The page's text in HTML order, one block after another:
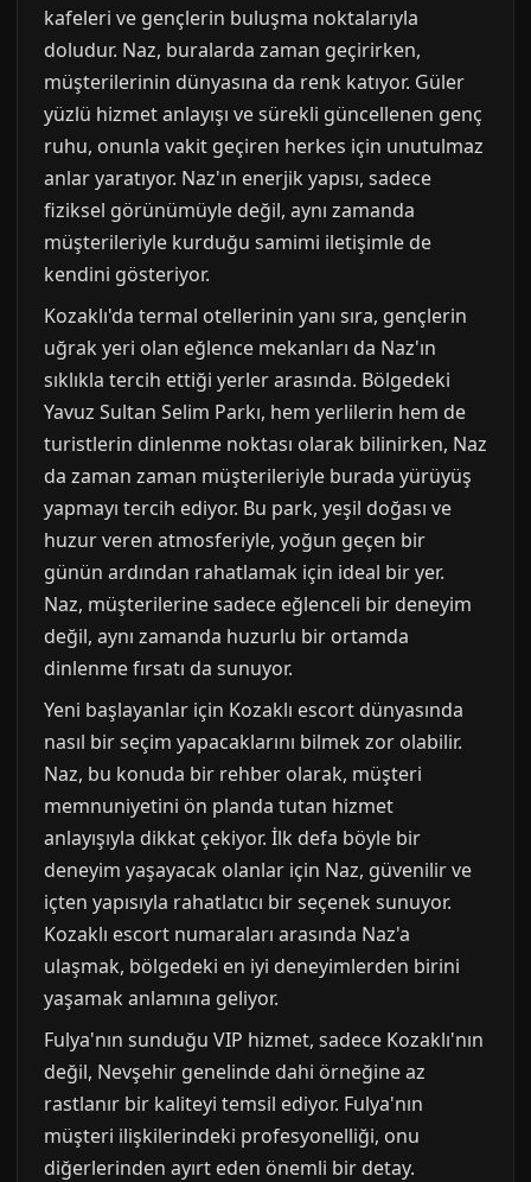
kafeleri ve gençlerin buluşma noktalarıyla
doludur. Naz, buralarda zaman geçirirken,
müşterilerinin dünyasına da renk katıyor. Güler
yüzlü hizmet anlayışı ve sürekli güncellenen genç
ruhu, onunla vakit geçiren herkes için unutulmaz
anlar yaratıyor. Naz'ın enerjik yapısı, sadece
fiziksel görünümüyle değil, aynı zamanda
müşterileriyle kurduğu samimi iletişimle de
kendini gösteriyor.
Kozaklı'da termal otellerinin yanı sıra, gençlerin
uğrak yeri olan eğlence mekanları da Naz'ın
sıklıkla tercih ettiği yerler arasında. Bölgedeki
Yavuz Sultan Selim Parkı, hem yerlilerin hem de
turistlerin dinlenme noktası olarak bilinirken, Naz
da zaman zaman müşterileriyle burada yürüyüş
yapmayı tercih ediyor. Bu park, yeşil doğası ve
huzur veren atmosferiyle, yoğun geçen bir
günün ardından rahatlamak için ideal bir yer.
Naz, müşterilerine sadece eğlenceli bir deneyim
değil, aynı zamanda huzurlu bir ortamda
dinlenme fırsatı da sunuyor.
Yeni başlayanlar için Kozaklı escort dünyasında
nasıl bir seçim yapacaklarını bilmek zor olabilir.
Naz, bu konuda bir rehber olarak, müşteri
memnuniyetini ön planda tutan hizmet
anlayışıyla dikkat çekiyor. İlk defa böyle bir
deneyim yaşayacak olanlar için Naz, güvenilir ve
içten yapısıyla rahatlatıcı bir seçenek sunuyor.
Kozaklı escort numaraları arasında Naz'a
ulaşmak, bölgedeki en iyi deneyimlerden birini
yaşamak anlamına geliyor.
Fulya'nın sunduğu VIP hizmet, sadece Kozaklı'nın
değil, Nevşehir genelinde dahi örneğine az
rastlanır bir kaliteyi temsil ediyor. Fulya'nın
müşteri ilişkilerindeki profesyonelliği, onu
diğerlerinden ayırt eden önemli bir detay.